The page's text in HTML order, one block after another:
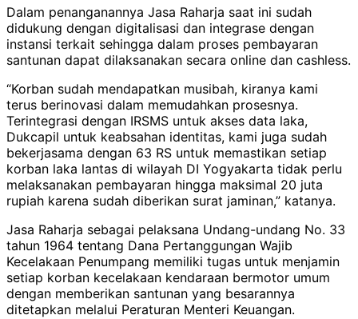
Dalam penanganannya Jasa Raharja saat ini sudah
didukung dengan digitalisasi dan integrase dengan
instansi terkait sehingga dalam proses pembayaran
santunan dapat dilaksanakan secara online dan cashless.
“Korban sudah mendapatkan musibah, kiranya kami
terus berinovasi dalam memudahkan prosesnya.
Terintegrasi dengan IRSMS untuk akses data laka,
Dukcapil untuk keabsahan identitas, kami juga sudah
bekerjasama dengan 63 RS untuk memastikan setiap
korban laka lantas di wilayah DI Yogyakarta tidak perlu
melaksanakan pembayaran hingga maksimal 20 juta
rupiah karena sudah diberikan surat jaminan,” katanya.
Jasa Raharja sebagai pelaksana Undang-undang No. 33
tahun 1964 tentang Dana Pertanggungan Wajib
Kecelakaan Penumpang memiliki tugas untuk menjamin
setiap korban kecelakaan kendaraan bermotor umum
dengan memberikan santunan yang besarannya
ditetapkan melalui Peraturan Menteri Keuangan.